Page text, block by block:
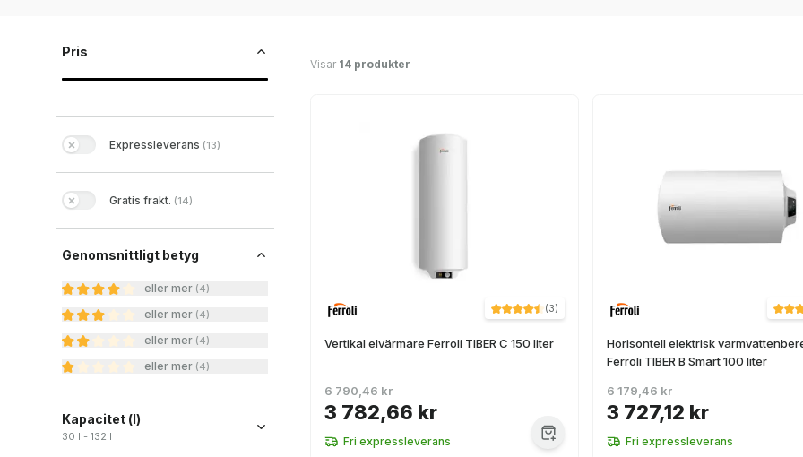
Pris
Expressleverans (13)
Gratis frakt. (14)
Genomsnittligt betyg
eller mer (4)
eller mer (4)
eller mer (4)
eller mer (4)
Kapacitet (l)
30 l - 132 l
Visar 14 produkter
(3)
Vertikal elvärmare Ferroli TIBER C 150 liter
3 782,66 kr
6 790,46 kr
Fri expressleverans
Horisontell elektrisk
Ferroli TIBER B Smart 100 liter
3 727,12 kr
6 179,46 kr
Fri expressleverans